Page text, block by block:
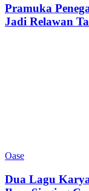
Pramuka
Jadi Relawan
Oase
Dua Lagu